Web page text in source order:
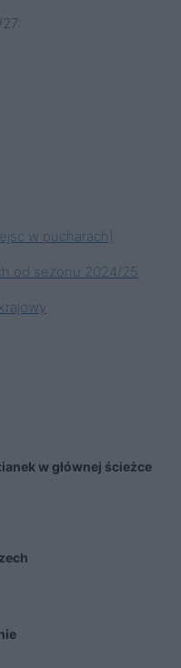
w pucharach)
od sezonu 2024/25
w głównej ścieżce